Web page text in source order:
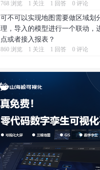
768 浏览 1 关注 1 回答 0 评论
可不可以实现地图需要做区域划
理，导入的模型进行一个联动，
点或者接入报表？
860 浏览 1 关注 1 回答 0 评论